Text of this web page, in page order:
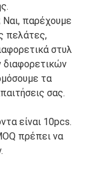
Ναι, παρέχουμε
πελάτες,
στυλ
τα
σας.
είναι 10pcs.
πρέπει να